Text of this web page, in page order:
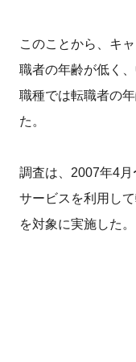
このことから、キ
職者の年齢が低く
職種では転職者の
た。
調査は、2007年4
サービスを利用し
を対象に実施した。